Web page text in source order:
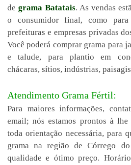
degrama Batatais. As vendas
o consumidor final, como
prefeituras e empresas privadas
Você poderá comprar grama para
e talude, para plantio em
chácaras, sítios, indústrias,
Atendimento Grama Fértil:
Para maiores informações,
email; nós estamos prontos à
toda orientação necessária, para
grama na região de Córrego
qualidade e ótimo preço.